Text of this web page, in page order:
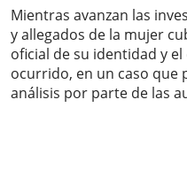
Mientras avanzan las
y allegados de la mujer
oficial de su identidad y
ocurrido, en un caso que
análisis por parte de las